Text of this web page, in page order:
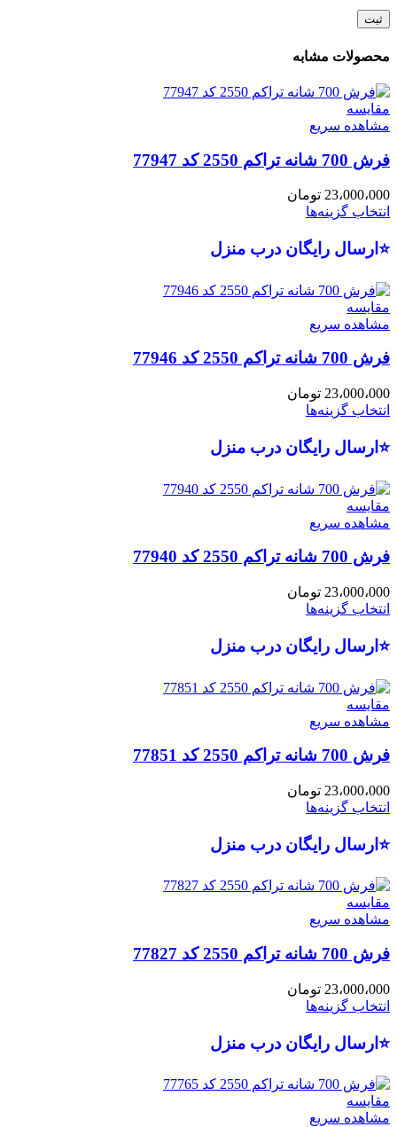
محصولات مشابه
مقایسه
مشاهده سریع
فرش 700 شانه تراکم 2550 کد 77947
23،000،000 تومان
انتخاب گزینه‌ها
⭐ارسال رایگان درب منزل
مقایسه
مشاهده سریع
فرش 700 شانه تراکم 2550 کد 77946
23،000،000 تومان
انتخاب گزینه‌ها
⭐ارسال رایگان درب منزل
مقایسه
مشاهده سریع
فرش 700 شانه تراکم 2550 کد 77940
23،000،000 تومان
انتخاب گزینه‌ها
⭐ارسال رایگان درب منزل
مقایسه
مشاهده سریع
فرش 700 شانه تراکم 2550 کد 77851
23،000،000 تومان
انتخاب گزینه‌ها
⭐ارسال رایگان درب منزل
مقایسه
مشاهده سریع
فرش 700 شانه تراکم 2550 کد 77827
23،000،000 تومان
انتخاب گزینه‌ها
⭐ارسال رایگان درب منزل
مقایسه
مشاهده سریع